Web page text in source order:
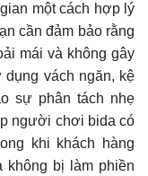
một cách hợp lý
cần đảm bảo rằng
mái và không gây
vách ngăn, kệ
sự phân tách nhẹ
người chơi bida có
khi khách hàng
không bị làm phiền